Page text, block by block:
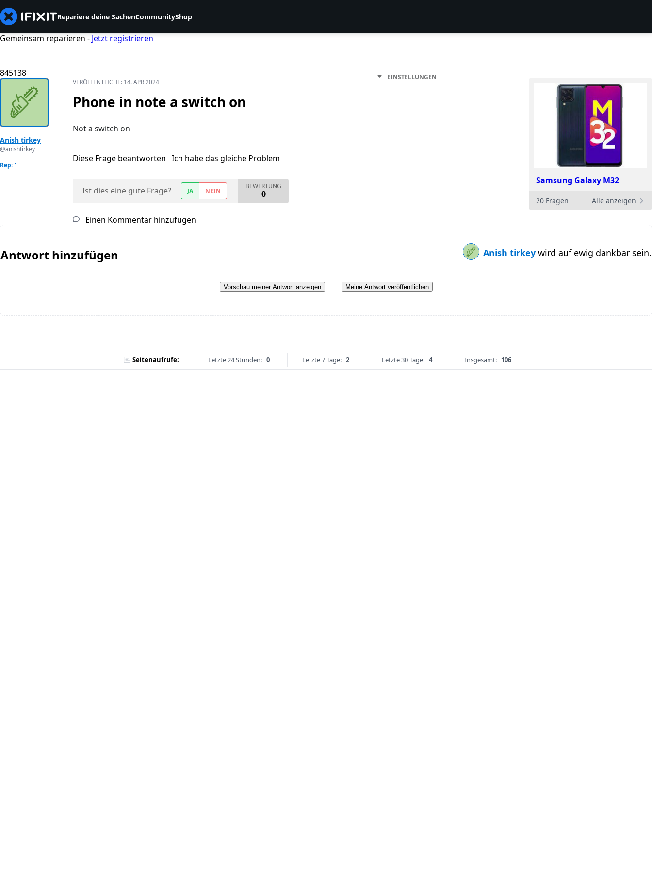
Repariere deine SachenCommunityShop
Gemeinsam reparieren - Jetzt registrieren
845138
Samsung Galaxy M32
20 Fragen Alle anzeigen
Anish tirkey
@anishtirkey
Rep: 1
VERÖFFENTLICHT: 14. APR 2024
EINSTELLUNGEN
Phone in note a switch on
Not a switch on
Diese Frage beantworten Ich habe das gleiche Problem
Ist dies eine gute Frage? JA NEIN
BEWERTUNG
0
Einen Kommentar hinzufügen
Antwort hinzufügen Anish tirkey wird auf ewig dankbar sein.
Vorschau meiner Antwort anzeigen Meine Antwort veröffentlichen
Seitenaufrufe: Letzte 24 Stunden: 0 Letzte 7 Tage: 2 Letzte 30 Tage: 4 Insgesamt: 106